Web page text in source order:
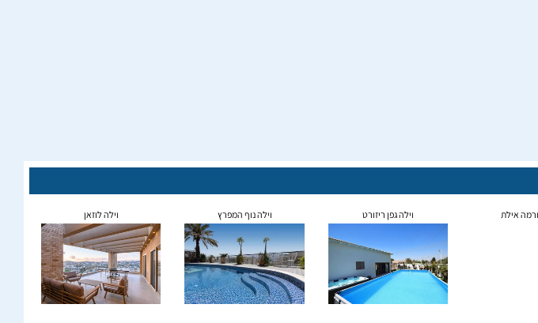
אילת וילה גפן ריזורט וילה נוף המפרץ וילה לוזאן